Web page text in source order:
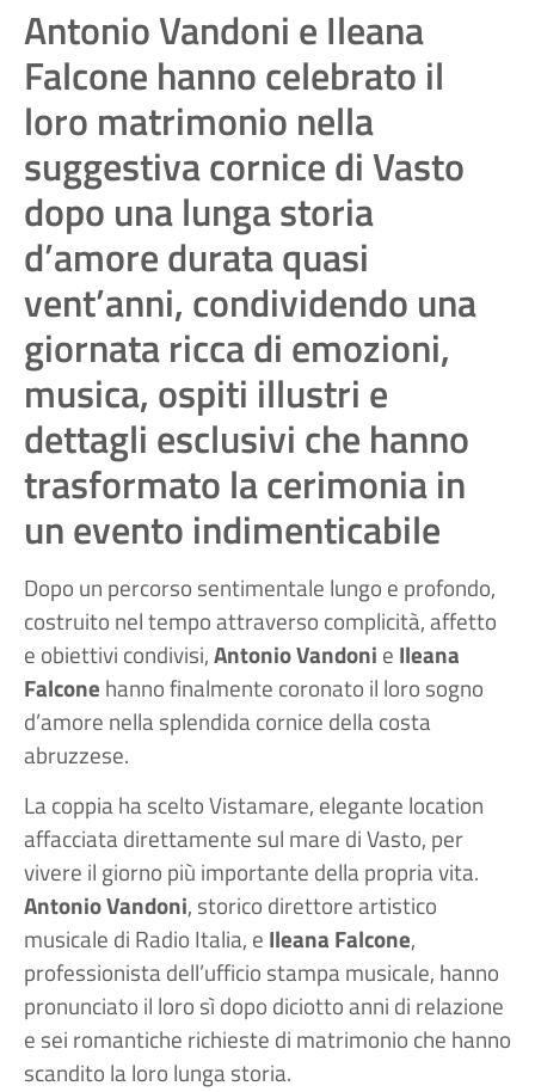
Antonio Vandoni e Ileana
Falcone hanno celebrato il
loro matrimonio nella
suggestiva cornice di Vasto
dopo una lunga storia
d’amore durata quasi
vent’anni, condividendo una
giornata ricca di emozioni,
musica, ospiti illustri e
dettagli esclusivi che hanno
trasformato la cerimonia in
un evento indimenticabile
Dopo un percorso sentimentale lungo e profondo,
costruito nel tempo attraverso complicità, affetto
e obiettivi condivisi,Antonio Vandoni e Ileana
Falcone hanno finalmente coronato il loro sogno
d’amore nella splendida cornice della costa
abruzzese.
La coppia ha scelto Vistamare, elegante location
affacciata direttamente sul mare di Vasto, per
vivere il giorno più importante della propria vita.
Antonio Vandoni, storico direttore artistico
musicale di Radio Italia, e Ileana Falcone,
professionista dell’ufficio stampa musicale, hanno
pronunciato il loro sì dopo diciotto anni di relazione
e sei romantiche richieste di matrimonio che hanno
scandito la loro lunga storia.